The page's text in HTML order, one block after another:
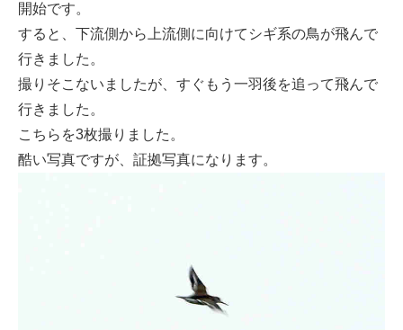
開始です。
すると、下流側から上流側に向けてシギ系の鳥が飛んで
行きました。
撮りそこないましたが、すぐもう一羽後を追って飛んで
行きました。
こちらを3枚撮りました。
酷い写真ですが、証拠写真になります。